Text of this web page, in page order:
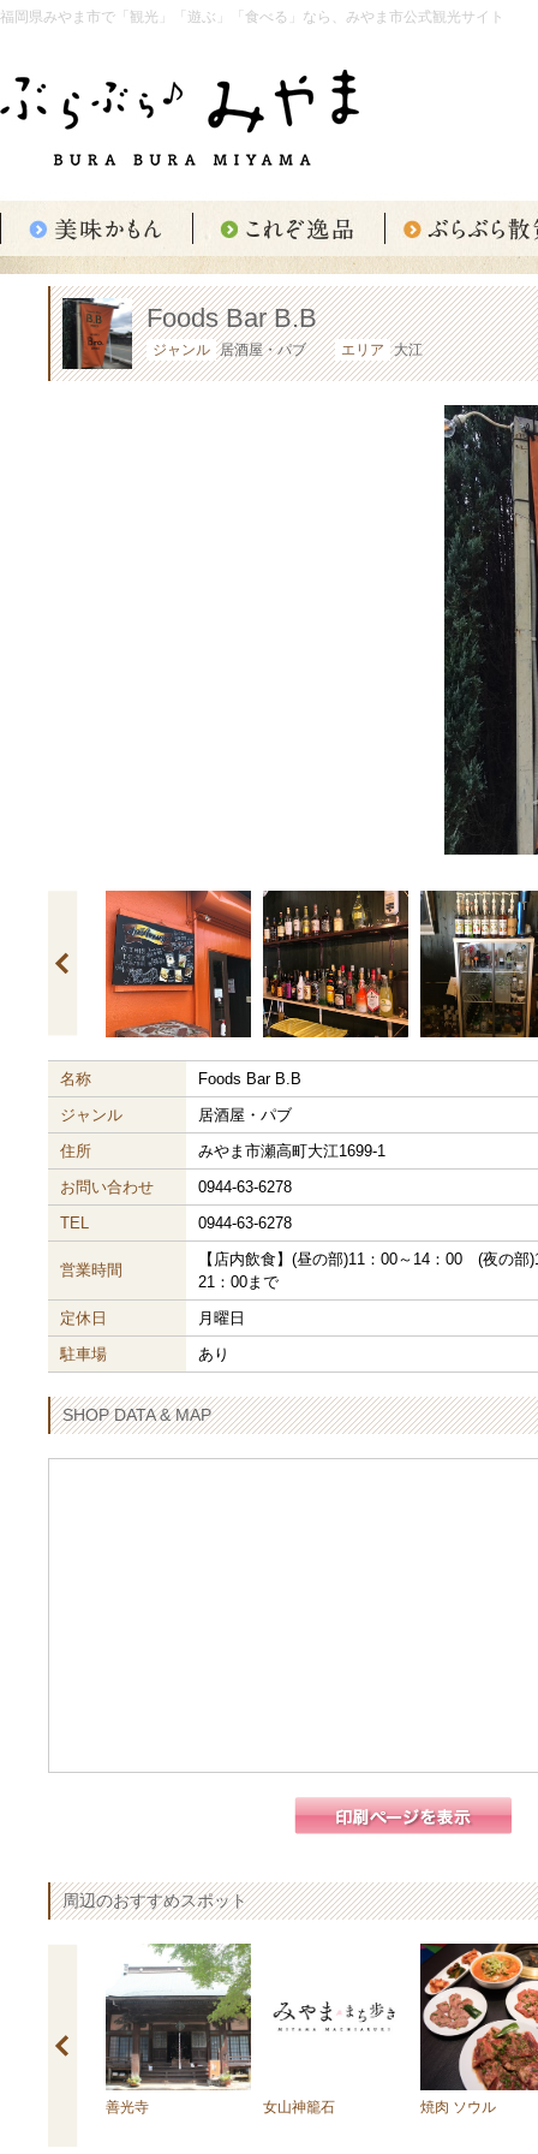
福岡県みやま市で「観光」「遊ぶ」「食べる」なら、みやま市公式観光サイト
Foods Bar B.B
ジャンル 居酒屋・パブ エリア 大江
名称
Foods Bar B.B
ジャンル
居酒屋・パブ
住所
みやま市瀬高町大江1699-1
お問い合わせ
0944-63-6278
TEL
0944-63-6278
営業時間
【店内飲食】(昼の部)11：00～14：00 (夜の
21：00まで
定休日
月曜日
駐車場
あり
SHOP DATA & MAP
周辺のおすすめスポット
善光寺 女山神籠石 焼肉 ソウル